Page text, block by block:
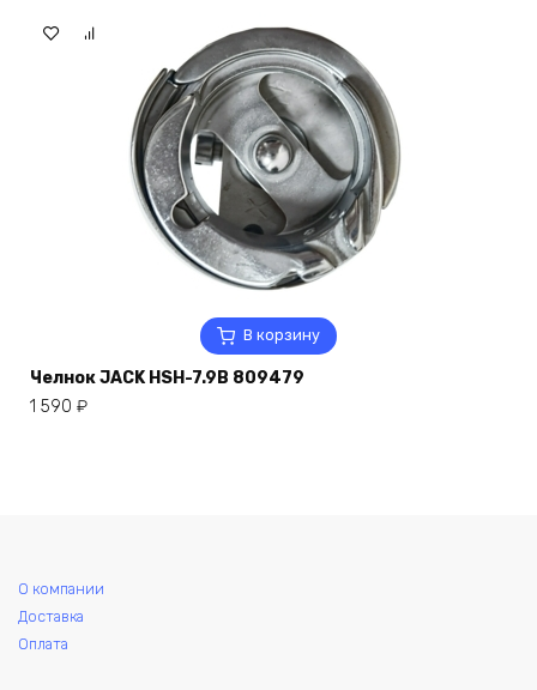
В корзину
Челнок JACK HSH-7.9B 809479
1 590 ₽
О компании
Доставка
Оплата